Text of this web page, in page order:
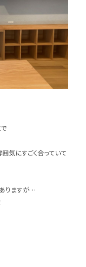
気にすごく合っていて
りますが…